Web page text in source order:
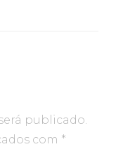
publicado.
com *